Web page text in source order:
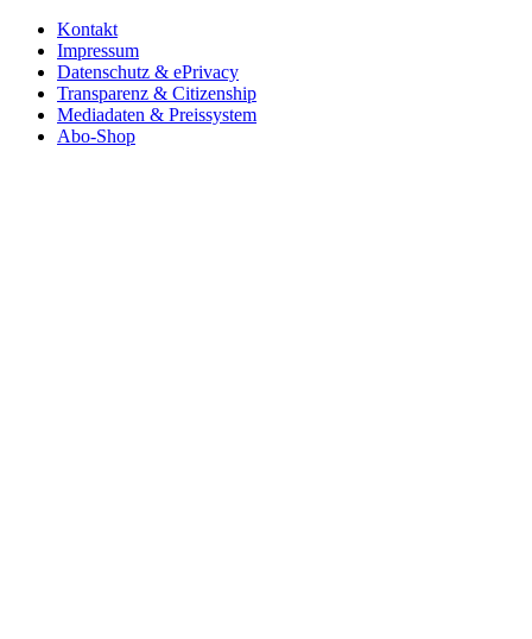
Kontakt
Impressum
Datenschutz & ePrivacy
Transparenz & Citizenship
Mediadaten & Preissystem
Abo-Shop